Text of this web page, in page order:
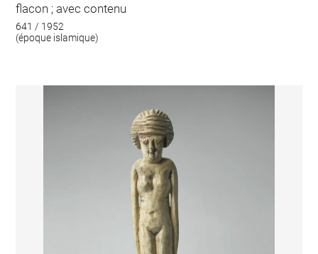
flacon ; avec contenu
641 / 1952
(époque islamique)